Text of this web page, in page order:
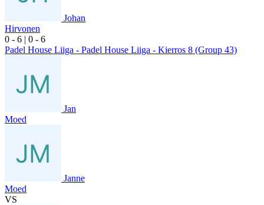
Johan
Hirvonen
0 - 6 | 0 - 6
Padel House Liiga - Padel House Liiga - Kierros 8 (Group 43)
Jan
Moed
Janne
Moed
VS